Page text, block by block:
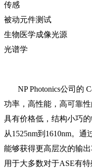
传感
被动元件测试
生物医学成像光源
光谱学
NP Photonics公司的
功率，高性能，高可靠
具有价格低，结构小巧
从1525nm到1610nm。通
能够获得更高层次的输
用于大多数对于ASE有